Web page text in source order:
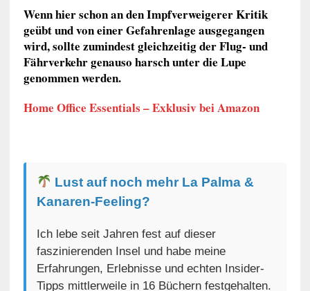
Wenn hier schon an den Impfverweigerer Kritik
geübt und von einer Gefahrenlage ausgegangen
wird, sollte zumindest gleichzeitig der Flug- und
Fährverkehr genauso harsch unter die Lupe
genommen werden.
Home Office Essentials – Exklusiv bei Amazon
Lust auf noch mehr La Palma &
Kanaren-Feeling?
Ich lebe seit Jahren fest auf dieser
faszinierenden Insel und habe meine
Erfahrungen, Erlebnisse und echten Insider-
Tipps mittlerweile in 16 Büchern festgehalten.